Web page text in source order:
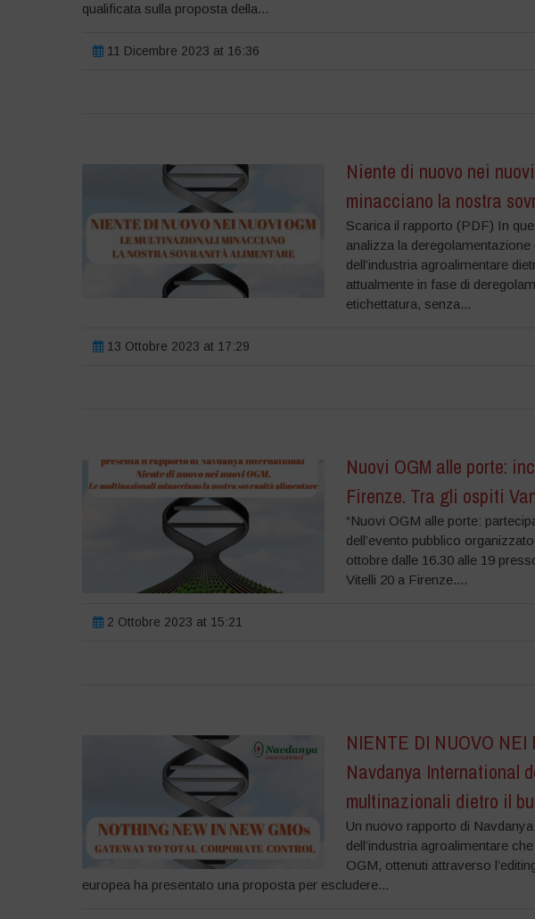
qualificata sulla proposta della...
11 Dicembre 2023 at 16:36
Niente di nuovo nei
minacciano la nostra
Scarica il rapporto (PDF) In
analizza la
dell’industria agroalimentare
attualmente in fase di
etichettatura, senza...
13 Ottobre 2023 at 17:29
Nuovi OGM alle porte:
Firenze. Tra gli ospiti
“Nuovi OGM alle porte:
dell’evento pubblico
ottobre dalle 16.30 alle 19
Vitelli 20 a Firenze....
2 Ottobre 2023 at 15:21
NIENTE DI NUOVO NEI
Navdanya International
multinazionali dietro il
Un nuovo rapporto di
dell’industria agroalimentare
OGM, ottenuti attraverso
europea ha presentato una proposta per escludere...